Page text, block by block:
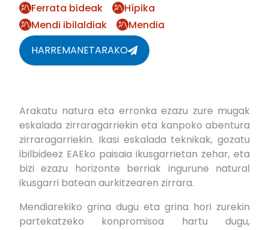
Ferrata bideak
Hípika
Mendi ibilaldiak
Mendia
HARREMANETARAKO
Arakatu natura eta erronka ezazu zure mugak
eskalada zirraragarriekin eta kanpoko abentura
zirraragarriekin. Ikasi eskalada teknikak, gozatu
ibilbideez EAEko paisaia ikusgarrietan zehar, eta
bizi ezazu horizonte berriak ingurune natural
ikusgarri batean aurkitzearen zirrara.
Mendiarekiko grina dugu eta grina hori zurekin
partekatzeko konpromisoa hartu dugu,